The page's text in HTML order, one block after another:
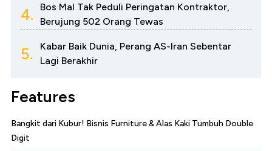
4.
Bos Mal Tak Peduli Peringatan Kontraktor,
Berujung 502 Orang Tewas
5.
Kabar Baik Dunia, Perang AS-Iran Sebentar
Lagi Berakhir
Features
Bangkit dari Kubur! Bisnis Furniture & Alas Kaki Tumbuh Double
Digit